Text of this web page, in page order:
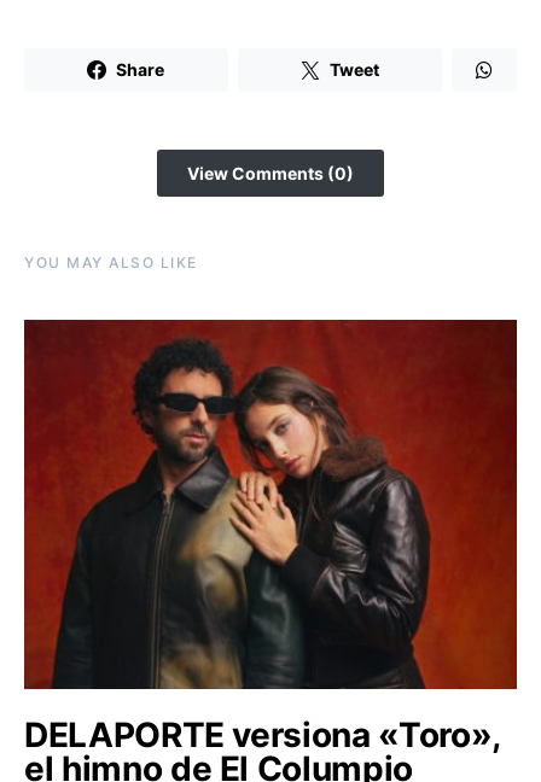
Share Tweet
View Comments (0)
YOU MAY ALSO LIKE
DELAPORTE versiona «Toro»,
el himno de El Columpio